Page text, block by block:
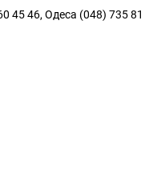
45 46, Одеса (048) 735 81